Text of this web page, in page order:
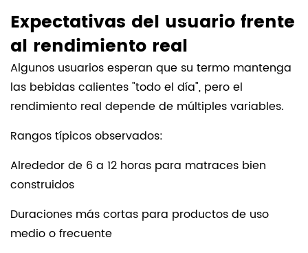
Expectativas del usuario frente
al rendimiento real
Algunos usuarios esperan que su termo mantenga
las bebidas calientes "todo el día", pero el
rendimiento real depende de múltiples variables.
Rangos típicos observados:
Alrededor de 6 a 12 horas para matraces bien
construidos
Duraciones más cortas para productos de uso
medio o frecuente